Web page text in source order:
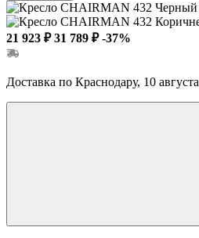
21 923 ₽ 31 789 ₽ -37%
Доставка по Краснодару, 10 августа